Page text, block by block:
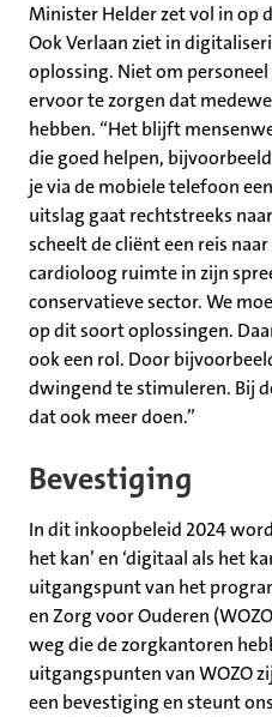
Minister Helder zet vol in op
Ook Verlaan ziet in
oplossing. Niet om
ervoor te zorgen dat
hebben. “Het blijft
die goed helpen,
je via de mobiele telefoon
uitslag gaat rechtstreeks
scheelt de cliënt een reis
cardioloog ruimte in zijn
conservatieve sector. We
op dit soort oplossingen.
ook een rol. Door
dwingend te stimuleren. Bij
dat ook meer doen.”
Bevestiging
In dit inkoopbeleid 2024
het kan’ en ‘digitaal als het
uitgangspunt van het
en Zorg voor Ouderen
weg die de zorgkantoren
uitgangspunten van WOZO
een bevestiging en steunt